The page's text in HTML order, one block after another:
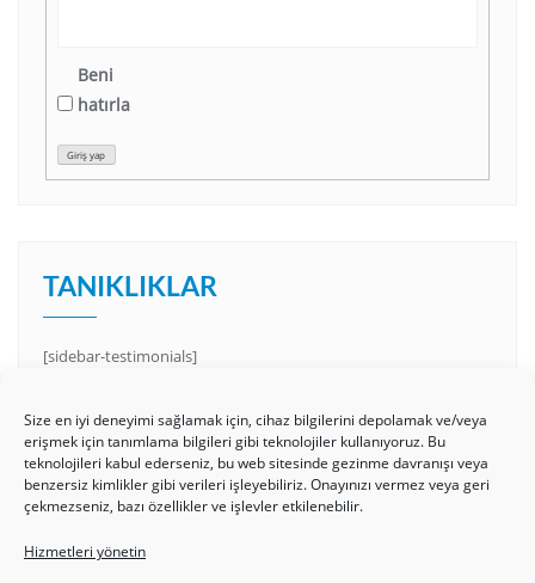
Size en iyi deneyimi sağlamak için, cihaz bilgilerini depolamak ve/veya
erişmek için tanımlama bilgileri gibi teknolojiler kullanıyoruz. Bu
teknolojileri kabul ederseniz, bu web sitesinde gezinme davranışı veya
benzersiz kimlikler gibi verileri işleyebiliriz. Onayınızı vermez veya geri
çekmezseniz, bazı özellikler ve işlevler etkilenebilir.
Hizmetleri yönetin
Beni
hatırla
Giriş yap
TANIKLIKLAR
[sidebar-testimonials]